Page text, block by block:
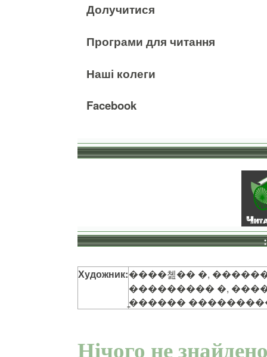
Долучитися
Програми для читання
Наші колеги
Facebook
Художник:����쳺�� �,
��������� �,
̳������
Нічого не